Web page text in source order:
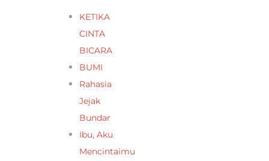
KETIKA
CINTA
BICARA
BUMI
Rahasia
Jejak
Bundar
Ibu, Aku
Mencintaimu